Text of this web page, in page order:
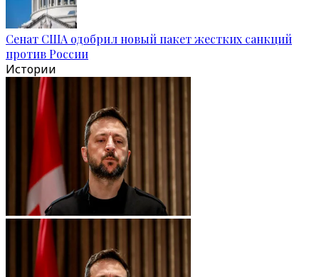
Сенат США одобрил новый пакет жестких санкций
против России
Истории